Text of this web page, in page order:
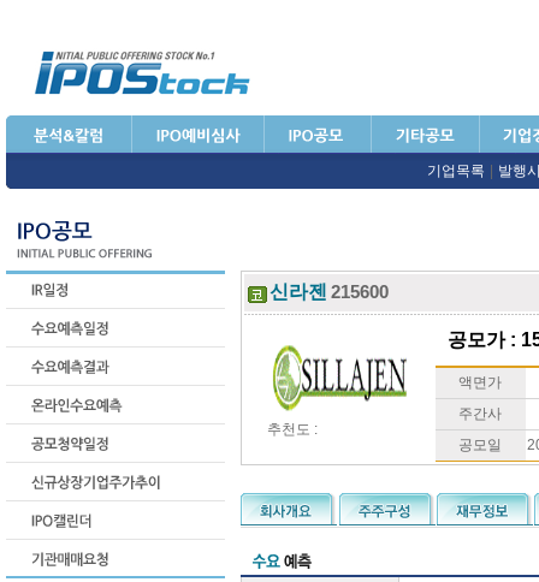
기업목록 발행
신라젠 215600
추천도 :
공모가 :
액면가
주간사
공모일